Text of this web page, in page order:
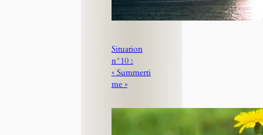
Situation
n°10 :
« Summerti
me »